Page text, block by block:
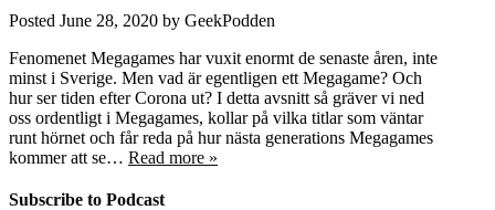
Posted June 28, 2020 by GeekPodden
Fenomenet Megagames har vuxit enormt de senaste åren, inte
minst i Sverige. Men vad är egentligen ett Megagame? Och
hur ser tiden efter Corona ut? I detta avsnitt så gräver vi ned
oss ordentligt i Megagames, kollar på vilka titlar som väntar
runt hörnet och får reda på hur nästa generations Megagames
kommer att se… Read more »
Subscribe to Podcast